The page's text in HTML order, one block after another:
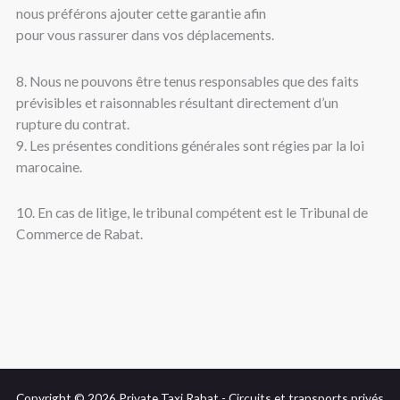
nous préférons ajouter cette garantie afin
pour vous rassurer dans vos déplacements.
8. Nous ne pouvons être tenus responsables que des faits
prévisibles et raisonnables résultant directement d’un
rupture du contrat.
9. Les présentes conditions générales sont régies par la loi
marocaine.
10. En cas de litige, le tribunal compétent est le Tribunal de
Commerce de Rabat.